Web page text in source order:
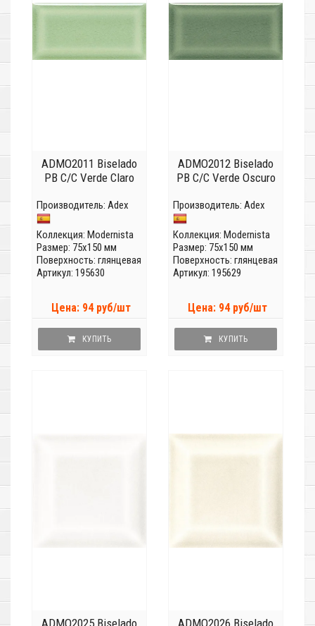
ADMO2011 Biselado
PB C/C Verde Claro
Производитель: Adex
Коллекция: Modernista
Размер: 75x150 мм
Поверхность: глянцевая
Артикул: 195630
Цена: 94 руб/шт
КУПИТЬ
ADMO2012 Biselado
PB C/C Verde Oscuro
Производитель: Adex
Коллекция: Modernista
Размер: 75x150 мм
Поверхность: глянцевая
Артикул: 195629
Цена: 94 руб/шт
КУПИТЬ